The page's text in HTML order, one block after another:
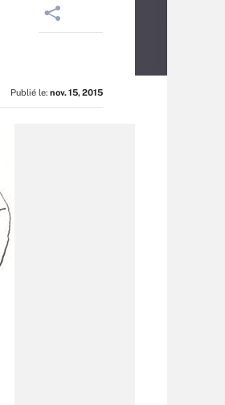
Publié le: nov. 15, 2015